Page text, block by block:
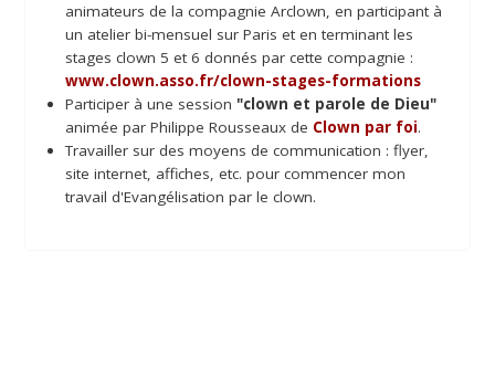
animateurs de la compagnie Arclown, en participant à
un atelier bi-mensuel sur Paris et en terminant les
stages clown 5 et 6 donnés par cette compagnie :
www.clown.asso.fr/clown-stages-formations
Participer à une session "clown et parole de Dieu"
animée par Philippe Rousseaux de Clown par foi.
Travailler sur des moyens de communication : flyer,
site internet, affiches, etc. pour commencer mon
travail d'Evangélisation par le clown.